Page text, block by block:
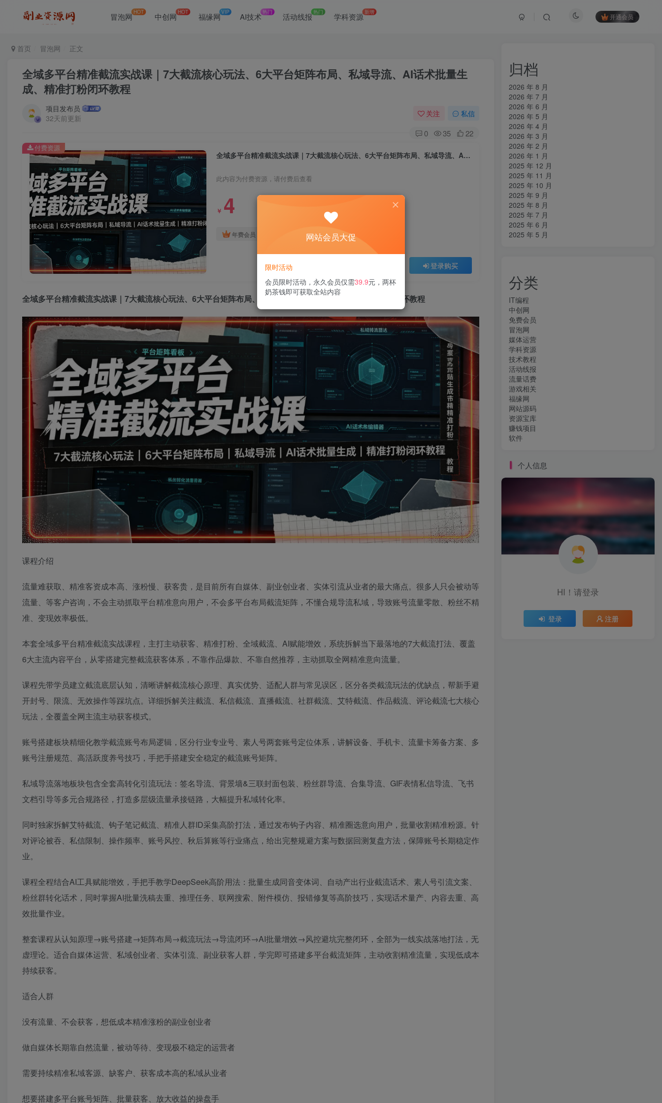
冒泡网 HOT 中创网 HOT 福缘网VIP AI技术热门 活动线报热门 学科资源 新增
开通会员
首页 冒泡网 正文
全域多平台精准截流实战课｜7大截流核心玩法、6大平台矩阵布局、私域导流、AI话术批量生
成、精准打粉闭环教程
项目发布员
32天前更新
关注 私信
0 35 22
全域多平台精准截流实战课｜7大截流核心玩法、6大平台矩阵布局、私域导流、AI话术批量生成、精准打粉闭环教程
此内容为付费资源，请付费后查看
￥ 4
年费会员 赞助会员免费
登录购买
付费资源
全域多平台精准截流实战课｜7大截流核心玩法、6大平台矩阵布局、私域导流、AI话术批量生成、精准打粉闭环教程
课程介绍
流量难获取、精准客资成本高、涨粉慢、获客贵，是目前所有自媒体、副业创业者、实体引流从业者的最大痛点。很多人只会被动等
流量、等客户咨询，不会主动抓取平台精准意向用户，不会多平台布局截流矩阵，不懂合规导流私域，导致账号流量零散、粉丝不精
准、变现效率极低。
本套全域多平台精准截流实战课程，主打主动获客、精准打粉、全域截流、AI赋能增效，系统拆解当下最落地的7大截流打法、覆盖
6大主流内容平台，从零搭建完整截流获客体系，不靠作品爆款、不靠自然推荐，主动抓取全网精准意向流量。
课程先带学员建立截流底层认知，清晰讲解截流核心原理、真实优势、适配人群与常见误区，区分各类截流玩法的优缺点，帮新手避
开封号、限流、无效操作等踩坑点。详细拆解关注截流、私信截流、直播截流、社群截流、艾特截流、作品截流、评论截流七大核心
玩法，全覆盖全网主流主动获客模式。
账号搭建板块精细化教学截流账号布局逻辑，区分行业专业号、素人号两套账号定位体系，讲解设备、手机卡、流量卡筹备方案、多
账号注册规范、高活跃度养号技巧，手把手搭建安全稳定的截流账号矩阵。
私域导流落地板块包含全套高转化引流玩法：签名导流、背景墙&三联封面包装、粉丝群导流、合集导流、GIF表情私信导流、飞书
文档引导等多元合规路径，打造多层级流量承接链路，大幅提升私域转化率。
同时独家拆解艾特截流、钩子笔记截流、精准人群ID采集高阶打法，通过发布钩子内容、精准圈选意向用户，批量收割精准粉源。针
对评论被吞、私信限制、操作频率、账号风控、秋后算账等行业痛点，给出完整规避方案与数据回测复盘方法，保障账号长期稳定作
业。
课程全程结合AI工具赋能增效，手把手教学DeepSeek高阶用法：批量生成同音变体词、自动产出行业截流话术、素人号引流文案、
粉丝群转化话术，同时掌握AI批量洗稿去重、推理任务、联网搜索、附件模仿、报错修复等高阶技巧，实现话术量产、内容去重、高
效批量作业。
整套课程从认知原理→账号搭建→矩阵布局→截流玩法→导流闭环→AI批量增效→风控避坑完整闭环，全部为一线实战落地打法，无
虚理论。适合自媒体运营、私域创业者、实体引流、副业获客人群，学完即可搭建多平台截流矩阵，主动收割精准流量，实现低成本
持续获客。
适合人群
没有流量、不会获客，想低成本精准涨粉的副业创业者
做自媒体长期靠自然流量，被动等待、变现极不稳定的运营者
需要持续精准私域客源、缺客户、获客成本高的私域从业者
想要搭建多平台账号矩阵、批量获客、放大收益的操盘手
归档
2026 年 8 月
2026 年 7 月
2026 年 6 月
2026 年 5 月
2026 年 4 月
2026 年 3 月
2026 年 2 月
2026 年 1 月
2025 年 12 月
2025 年 11 月
2025 年 10 月
2025 年 9 月
2025 年 8 月
2025 年 7 月
2025 年 6 月
2025 年 5 月
分类
IT编程
中创网
免费会员
冒泡网
媒体运营
学科资源
技术教程
活动线报
流量话费
游戏相关
福缘网
网站源码
资源宝库
赚钱项目
软件
个人信息
HI！请登录
登录 注册
网站会员大促
限时活动
会员限时活动，永久会员仅需39.9元，两杯
奶茶钱即可获取全站内容